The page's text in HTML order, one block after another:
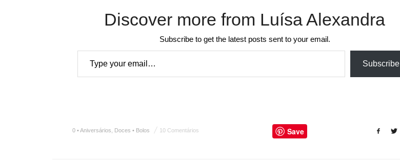
Discover more from Luísa Alexandra
Subscribe to get the latest posts sent to your email.
Type your email…
Subscribe
0 • Aniversários Doces • Bolos 10 Comentários Save